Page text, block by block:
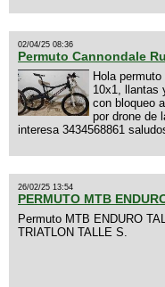
02/04/25 08:36
Permuto Cannondale
Hola
10x1, llantas
con bloqueo
por drone de
interesa 3434568861
26/02/25 13:54
PERMUTO MTB
Permuto MTB ENDURO
TRIATLON TALLE S.